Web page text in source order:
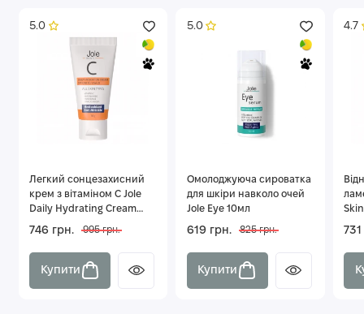
5.0
Легкий сонцезахисний
крем з вітаміном С Jole
Daily Hydrating Cream
SPF UVB 50 UVA 25 50г
746 грн. 995 грн.
Купити
5.0
Омолоджуюча сироватка
для шкіри навколо очей
Jole Eye 10мл
619 грн. 825 грн.
Купити
4.7
731